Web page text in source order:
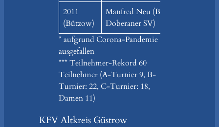
2011
(Bützow)
Manfred Neu (Bad
Doberaner SV)
* aufgrund Corona-Pandemie
ausgefallen
*** Teilnehmer-Rekord 60
Teilnehmer (A-Turnier 9, B-
Turnier: 22, C-Turnier: 18,
Damen 11)
KFV Altkreis Güstrow